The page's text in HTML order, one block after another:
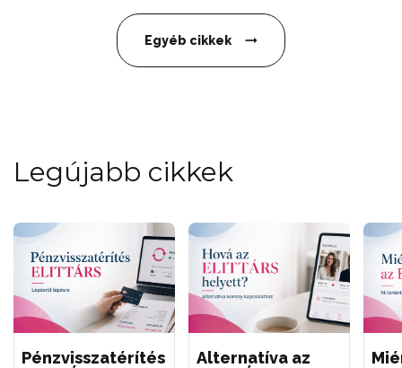
Egyéb cikkek
Legújabb cikkek
Pénzvisszatérítés
Alternatíva az